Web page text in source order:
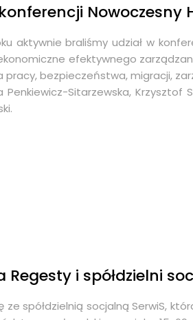
Nowoczesny
aktywnie braliśmy udział w
efektywnego
pracy, bezpieczeństwa, migracji,
Sitarzewska, Krzysztof
Regesty i spółdzielni
ze spółdzielnią socjalną SerwiS,